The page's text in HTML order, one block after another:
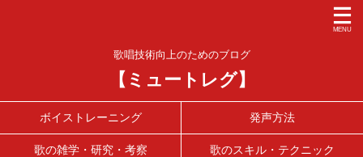
歌唱技術向上のためのブログ
【ミュートレグ】
ボイストレーニング 発声方法
歌の雑学・研究・考察 歌のスキル・テクニック